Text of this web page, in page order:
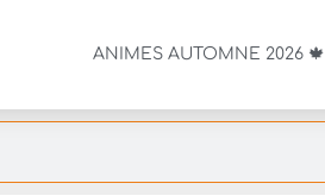
ANIMES AUTOMNE 2026 🍁